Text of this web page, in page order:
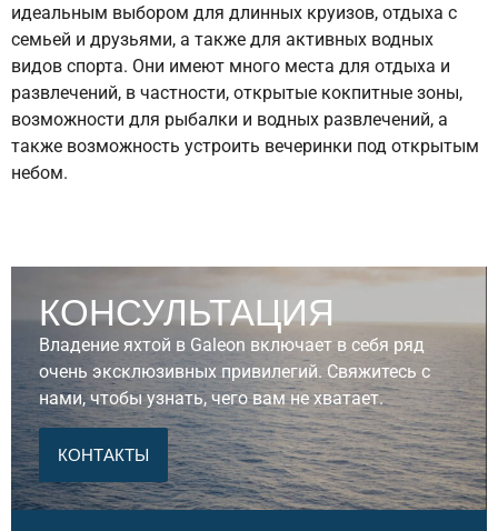
идеальным выбором для длинных круизов, отдыха с
семьей и друзьями, а также для активных водных
видов спорта. Они имеют много места для отдыха и
развлечений, в частности, открытые кокпитные зоны,
возможности для рыбалки и водных развлечений, а
также возможность устроить вечеринки под открытым
небом.
моторных яхтGaleon с
флайбриджем:
Флайбридж: Просторные верхние палубы с
панорамными окнами, рулевым постом, зонами
отдыха, грилем и баром. Идеально подходят для
вечеринок и наслаждения видами.
Двигатели и производительность: Модели
оснащаются мощными двигателями от 600 л.с. и
КОНСУЛЬТАЦИЯ
Владение яхтой в Galeon включает в себя ряд
очень эксклюзивных привилегий. Свяжитесь с
нами, чтобы узнать, чего вам не хватает.
КОНТАКТЫ